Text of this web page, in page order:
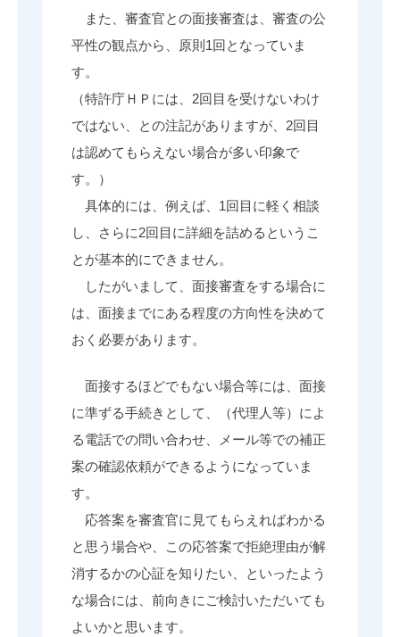
また、審査官との面接審査は、審査の公
平性の観点から、原則1回となっていま
す。
（特許庁ＨＰには、2回目を受けないわけ
ではない、との注記がありますが、2回目
は認めてもらえない場合が多い印象で
す。）
具体的には、例えば、1回目に軽く相談
し、さらに2回目に詳細を詰めるというこ
とが基本的にできません。
したがいまして、面接審査をする場合に
は、面接までにある程度の方向性を決めて
おく必要があります。
面接するほどでもない場合等には、面接
に準ずる手続きとして、（代理人等）によ
る電話での問い合わせ、メール等での補正
案の確認依頼ができるようになっていま
す。
応答案を審査官に見てもらえればわかる
と思う場合や、この応答案で拒絶理由が解
消するかの心証を知りたい、といったよう
な場合には、前向きにご検討いただいても
よいかと思います。